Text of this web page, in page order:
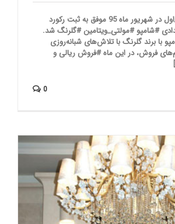
شرکت #گلپخش_اول در شهریور ماه 95 موفق به ثبت رکورد
#شامپو #مولتی_ویتامین #گلرنگ شد.
با برند گلرنگ با تلاش‌های شبانه‌روزی
فروش، در این ماه #فروش ریالی و
0